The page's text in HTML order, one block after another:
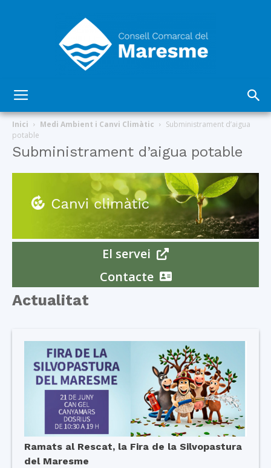
Comarcal
Inici Medi Ambient i Canvi Climàtic
Subministrament d’aigua
potable
Subministrament d’aigua potable
El servei
Contacte
Actualitat
Ramats al Rescat, la Fira de la Silvopastura
del Maresme